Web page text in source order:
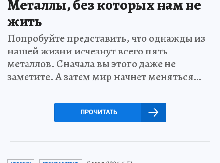
Металлы, без которых нам не
жить
Попробуйте представить, что однажды из
нашей жизни исчезнут всего пять
металлов. Сначала вы этого даже не
заметите. А затем мир начнет меняться…
ПРОЧИТАТЬ